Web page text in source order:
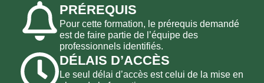
PRÉREQUIS
Pour cette formation, le prérequis demandé
est de faire partie de l’équipe des
professionnels identifiés.
DÉLAIS D’ACCÈS
Le seul délai d’accès est celui de la mise en